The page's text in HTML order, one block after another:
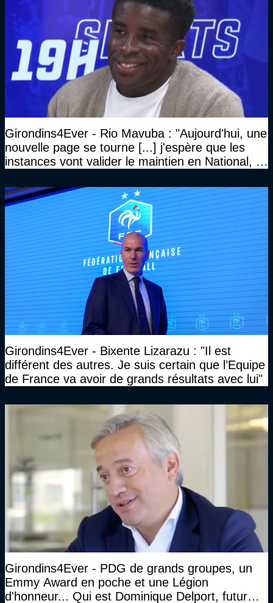
Girondins4Ever - Rio Mavuba : "Aujourd'hui, une
nouvelle page se tourne [...] j'espère que les
instances vont valider le maintien en National, et
haut niveau"
Girondins4Ever - Bixente Lizarazu : "Il est
différent des autres. Je suis certain que l’Equipe
de France va avoir de grands résultats avec lui"
Girondins4Ever - PDG de grands groupes, un
Emmy Award en poche et une Légion
d'honneur... Qui est Dominique Delport, futur